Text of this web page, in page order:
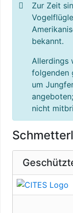
Zur Zeit
bekannt.
Allerdings
folgenden
um
nicht